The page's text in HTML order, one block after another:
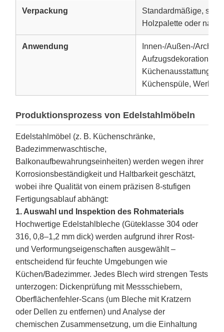
Verpackung
Standardmäßige,
Holzpalette oder nach
Anwendung
Innen-/Außen-/
Aufzugsdekoration,
Küchenausstattung,
Küchenspüle,
Produktionsprozess von Edelstahlmöbeln
Edelstahlmöbel (z. B. Küchenschränke,
Badezimmerwaschtische,
Balkonaufbewahrungseinheiten) werden wegen ihrer
Korrosionsbeständigkeit und Haltbarkeit geschätzt,
wobei ihre Qualität von einem präzisen 8-stufigen
Fertigungsablauf abhängt:
1. Auswahl und Inspektion des Rohmaterials
Hochwertige Edelstahlbleche (Güteklasse 304 oder
316, 0,8–1,2 mm dick) werden aufgrund ihrer Rost-
und Verformungseigenschaften ausgewählt –
entscheidend für feuchte Umgebungen wie
Küchen/Badezimmer. Jedes Blech wird strengen Tests
unterzogen: Dickenprüfung mit Messschiebern,
Oberflächenfehler-Scans (um Bleche mit Kratzern
oder Dellen zu entfernen) und Analyse der
chemischen Zusammensetzung, um die Einhaltung